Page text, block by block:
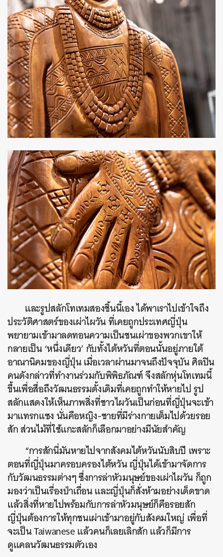
และรูปสลักโทเทมสองชิ้นนี้เอง ได้พาเราไปเข้าใจถึง
ประวัติศาสตร์ของเผ่าไผวัน ที่เคยถูกประเทศญี่ปุ่น
พยายามเข้ามาลดทอนความเป็นชนเผ่าของพวกเขาให้
กลายเป็น ‘หนึ่งเดียว’ กับทั้งไต้หวันที่ตอนนั้นอยู่ภายใต้
อาณานิคมของญี่ปุ่น เมื่อเวลาผ่านมาจนถึงปัจจุบัน ศิลปิน
คนดังกล่าวที่ทำงานร่วมกับพิพิธภัณฑ์​ จึงสลักหุ่นโทเทมนี้
ขึ้นเพื่อสื่อถึงวัฒนธรรมดั้งเดิมที่เคยถูกทำให้หายไป รูป
สลักแสดงให้เห็นภาพสิ่งที่ชาวไผวันเป็นก่อนที่ญี่ปุ่นจะเข้า
มาแทรกแซง นั่นคือหญิง-ชายที่มีร่างกายเต็มไปด้วยรอย
สัก ส่วนไม้ที่ใช้แกะสลักก็เลือกมาอย่างมีนัยสำคัญ
“การสักนี่มันหายไปจากสังคมไต้หวันนับสิบปี เพราะ
ตอนที่ญี่ปุ่นมาครอบครองไต้หวัน ญี่ปุ่นได้เข้ามาจัดการ
กับวัฒนธรรมต่างๆ ซึ่งการล่าหัวมนุษย์ของเผ่าไผวัน ก็ถูก
มองว่าเป็นเรื่องป่าเถื่อน และญี่ปุ่นก็สั่งห้ามอย่างเด็ดขาด
แล้วสิ่งที่หายไปพร้อมกับการล่าหัวมนุษย์ก็คือรอยสัก
ญี่ปุ่นต้องการให้ทุกชนเผ่าเข้ามาอยู่กับสังคมใหญ่ เพื่อที่
จะเป็น Taiwanese แล้วคนก็เลยเลิกสัก แล้วก็มีการ
ดูแคลนวัฒนธรรมตัวเอง